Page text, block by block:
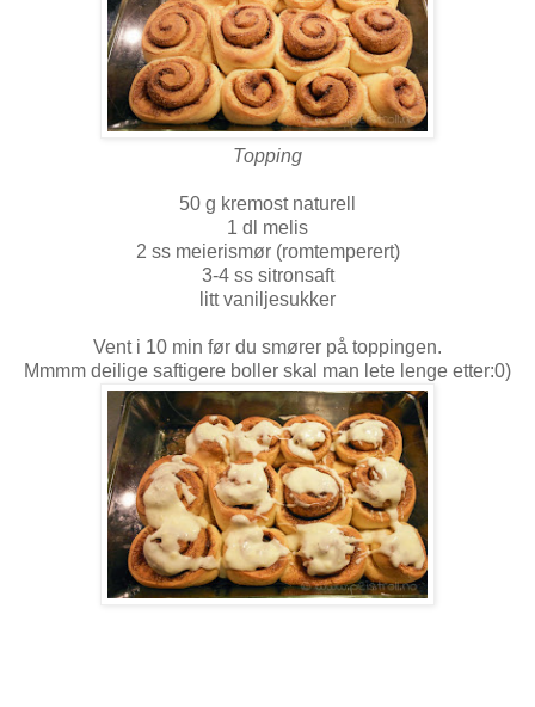
Topping
50 g kremost naturell
1 dl melis
2 ss meierismør (romtemperert)
3-4 ss sitronsaft
litt vaniljesukker
Vent i 10 min før du smører på toppingen.
Mmmm deilige saftigere boller skal man lete lenge etter:0)